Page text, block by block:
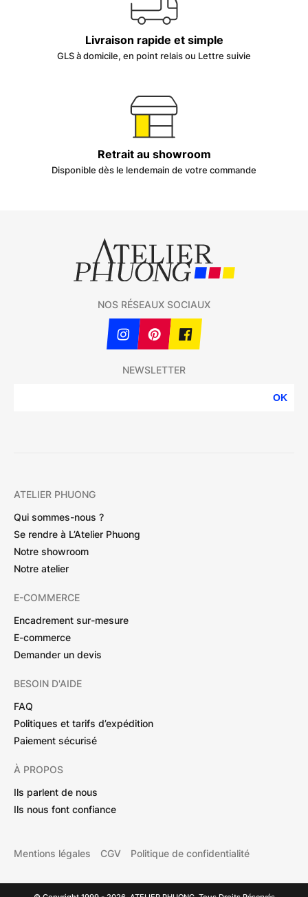
Livraison rapide et simple
GLS à domicile, en point relais ou Lettre suivie
Retrait au showroom
Disponible dès le lendemain de votre commande
NEWSLETTER
OK
NOS RÉSEAUX SOCIAUX
ATELIER PHUONG
Qui sommes-nous ?
Se rendre à L’Atelier Phuong
Notre showroom
Notre atelier
E-COMMERCE
Encadrement sur-mesure
E-commerce
Demander un devis
BESOIN D'AIDE
FAQ
Politiques et tarifs d’expédition
Paiement sécurisé
À PROPOS
Ils parlent de nous
Ils nous font confiance
Mentions légales CGV Politique de confidentialité